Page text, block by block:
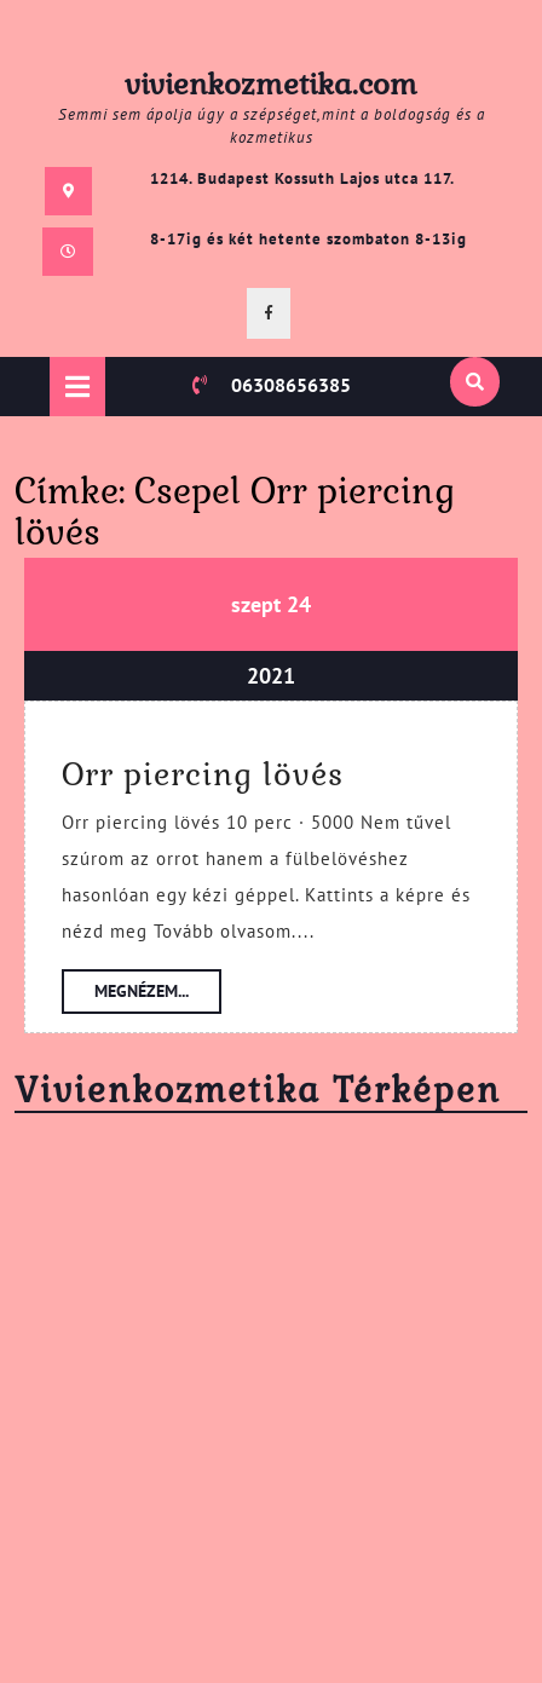
vivienkozmetika.com
Semmi sem ápolja úgy a szépséget,mint a boldogság és a
kozmetikus
1214. Budapest Kossuth Lajos utca 117.
8-17ig és két hetente szombaton 8-13ig
06308656385
Címke: Csepel Orr piercing
lövés
szeptszeptember
2021
24szeptember
2021
24,
Orr piercing lövés
piercing
lövés
Orr piercing lövés 10 perc · 5000 Nem tűvel
szúrom az orrot hanem a fülbelövéshez
hasonlóan egy kézi géppel. Kattints a képre és
nézd meg Tovább olvasom....
MEGNÉZEM...MEGNÉZEM...
Vivienkozmetika Térképen